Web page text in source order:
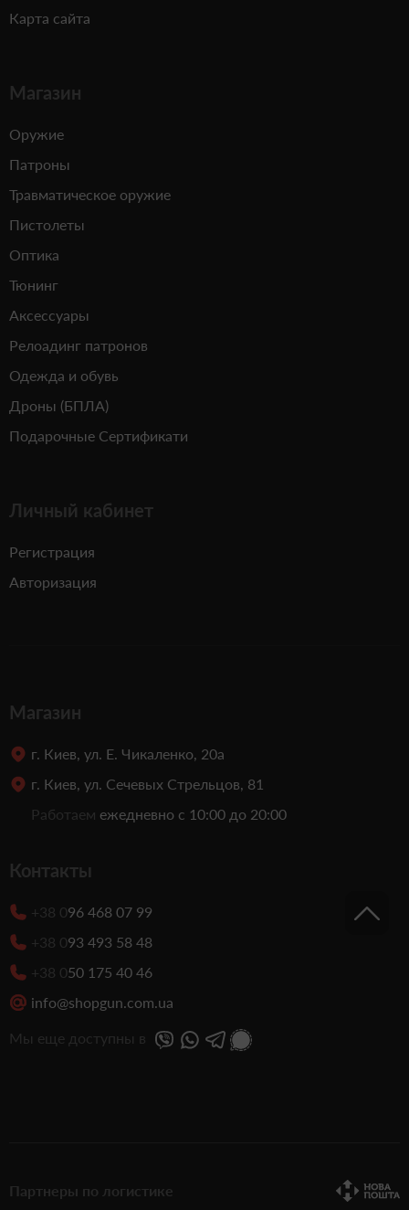
Карта сайта
Магазин
Оружие
Патроны
Травматическое оружие
Пистолеты
Оптика
Тюнинг
Аксессуары
Релоадинг патронов
Одежда и обувь
Дроны (БПЛА)
Подарочные Сертификати
Личный кабинет
Регистрация
Авторизация
Магазин
г. Киев, ул. Е. Чикаленко, 20а
г. Киев, ул. Сечевых Стрельцов, 81
Работаем ежедневно с 10:00 до 20:00
Контакты
+38 096 468 07 99
+38 093 493 58 48
+38 050 175 40 46
info@shopgun.com.ua
Мы еще доступны в
Партнеры по логистике